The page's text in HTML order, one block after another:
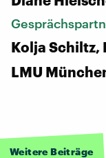
Kolja Schiltz,
LMU
Weitere Beiträge